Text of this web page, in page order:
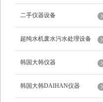
二手仪器设备
超纯水机废水污水处理设备
韩国大韩仪器
韩国大韩DAIHAN仪器